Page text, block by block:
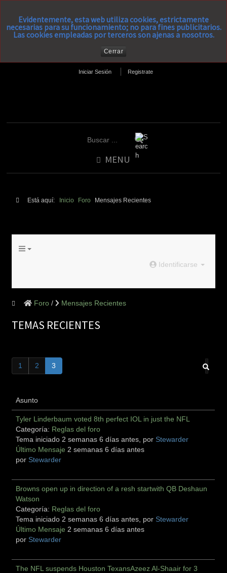
Evidentemente, esta web utiliza cookies, estrictamente
necesarias para su funcionamiento; no para fines publicitarios.
Las cookies empleadas por terceros son ajenas a nosotros.
Cerrar
Iniciar Sesión Registrate
MENU
Está aquí: Inicio Foro Mensajes Recientes
Identificarse
Foro Mensajes Recientes
TEMAS RECIENTES
1 2 3
Asunto
Tyler Linderbaum voted 8th perfect IOL in just the NFL
Categoría: Reglas del foro
Tema iniciado 2 semanas 6 días antes, por Stewarder
Último Mensaje 2 semanas 6 días antes
por Stewarder
Browns open up in direction of a resh startwith QB Deshaun
Watson
Categoría: Reglas del foro
Tema iniciado 2 semanas 6 días antes, por Stewarder
Último Mensaje 2 semanas 6 días antes
por Stewarder
The NFL suspends Houston TexansAzeez Al-Shaair for 3